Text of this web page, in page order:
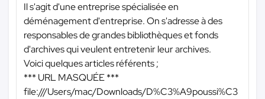
Il s'agit d'une entreprise spécialisée en
déménagement d'entreprise. On s'adresse à des
responsables de grandes bibliothèques et fonds
d'archives qui veulent entretenir leur archives.
Voici quelques articles référents ;
*** URL MASQUÉE ***
file:///Users/mac/Downloads/D%C3%A9poussi%C3